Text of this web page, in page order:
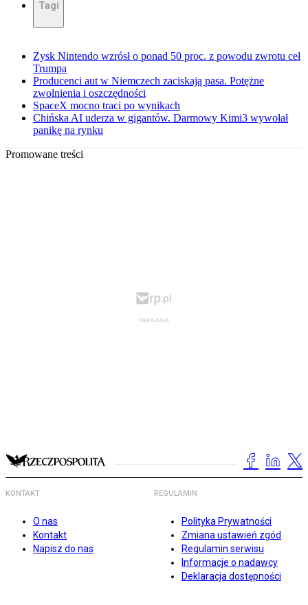
Tagi
Zysk Nintendo wzrósł o ponad 50 proc. z powodu zwrotu ceł
Trumpa
Producenci aut w Niemczech zaciskają pasa. Potężne
zwolnienia i oszczędności
SpaceX mocno traci po wynikach
Chińska AI uderza w gigantów. Darmowy Kimi3 wywołał
panikę na rynku
Promowane treści
KONTAKT
O nas
Kontakt
Napisz do nas
REGULAMIN
Polityka Prywatności
Zmiana ustawień zgód
Regulamin serwisu
Informacje o nadawcy
Deklaracja dostępności